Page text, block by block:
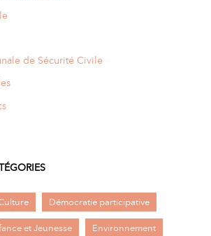
de Sécurité Civile
Démocratie participative
et Jeunesse Environnement